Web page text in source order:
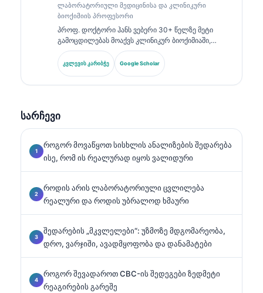
ლაბორატორიული მედიცინისა და კლინიკური
ბიოქიმიის პროფესორი
პროფ. დოქტორი ჰანს ვებერი 30+ წელზე მეტი
გამოცდილებას მოაქვს კლინიკურ ბიოქიმიაში,
ლაბორატორიულ მედიცინაში და ბიომარკერების
კვლევაში. ის იყო გერმანიის კლინიკური ქიმიის
საზოგადოების ყოფილი პრეზიდენტი და
კვლევის კარიბჭე Google Scholar
სარჩევი
როგორ მოვაწყოთ სისხლის ანალიზების შედარება
ისე, რომ ის რეალურად იყოს ვალიდური
როდის არის ლაბორატორიული ცვლილება
რეალური და როდის უბრალოდ ხმაური
შედარების „მკვლელები“: უზმოზე მდგომარეობა,
დრო, ვარჯიში, ავადმყოფობა და დანამატები
როგორ შევადაროთ CBC-ის შედეგები ზედმეტი
რეაგირების გარეშე